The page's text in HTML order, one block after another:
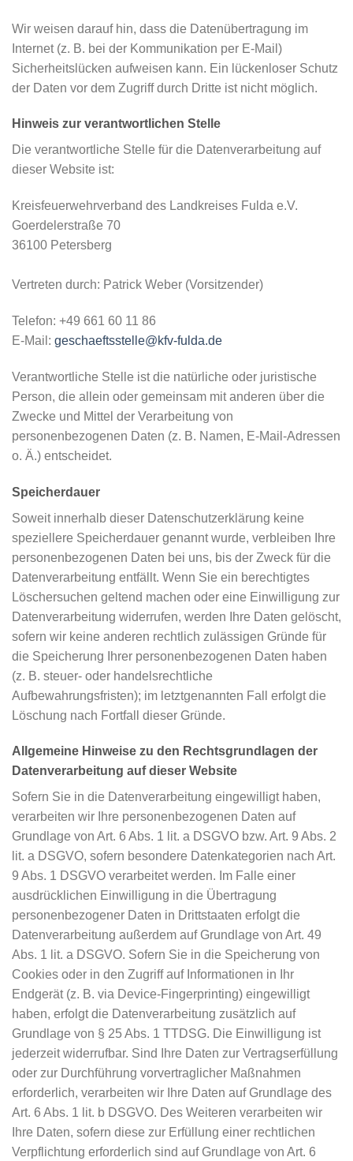
Wir weisen darauf hin, dass die Datenübertragung im
Internet (z. B. bei der Kommunikation per E-Mail)
Sicherheitslücken aufweisen kann. Ein lückenloser Schutz
der Daten vor dem Zugriff durch Dritte ist nicht möglich.
Hinweis zur verantwortlichen Stelle
Die verantwortliche Stelle für die Datenverarbeitung auf
dieser Website ist:
Kreisfeuerwehrverband des Landkreises Fulda e.V.
Goerdelerstraße 70
36100 Petersberg
Vertreten durch: Patrick Weber (Vorsitzender)
Telefon: +49 661 60 11 86
E-Mail: geschaeftsstelle@kfv-fulda.de
Verantwortliche Stelle ist die natürliche oder juristische
Person, die allein oder gemeinsam mit anderen über die
Zwecke und Mittel der Verarbeitung von
personenbezogenen Daten (z. B. Namen, E-Mail-Adressen
o. Ä.) entscheidet.
Speicherdauer
Soweit innerhalb dieser Datenschutzerklärung keine
speziellere Speicherdauer genannt wurde, verbleiben Ihre
personenbezogenen Daten bei uns, bis der Zweck für die
Datenverarbeitung entfällt. Wenn Sie ein berechtigtes
Löschersuchen geltend machen oder eine Einwilligung zur
Datenverarbeitung widerrufen, werden Ihre Daten gelöscht,
sofern wir keine anderen rechtlich zulässigen Gründe für
die Speicherung Ihrer personenbezogenen Daten haben
(z. B. steuer- oder handelsrechtliche
Aufbewahrungsfristen); im letztgenannten Fall erfolgt die
Löschung nach Fortfall dieser Gründe.
Allgemeine Hinweise zu den Rechtsgrundlagen der
Datenverarbeitung auf dieser Website
Sofern Sie in die Datenverarbeitung eingewilligt haben,
verarbeiten wir Ihre personenbezogenen Daten auf
Grundlage von Art. 6 Abs. 1 lit. a DSGVO bzw. Art. 9 Abs. 2
lit. a DSGVO, sofern besondere Datenkategorien nach Art.
9 Abs. 1 DSGVO verarbeitet werden. Im Falle einer
ausdrücklichen Einwilligung in die Übertragung
personenbezogener Daten in Drittstaaten erfolgt die
Datenverarbeitung außerdem auf Grundlage von Art. 49
Abs. 1 lit. a DSGVO. Sofern Sie in die Speicherung von
Cookies oder in den Zugriff auf Informationen in Ihr
Endgerät (z. B. via Device-Fingerprinting) eingewilligt
haben, erfolgt die Datenverarbeitung zusätzlich auf
Grundlage von § 25 Abs. 1 TTDSG. Die Einwilligung ist
jederzeit widerrufbar. Sind Ihre Daten zur Vertragserfüllung
oder zur Durchführung vorvertraglicher Maßnahmen
erforderlich, verarbeiten wir Ihre Daten auf Grundlage des
Art. 6 Abs. 1 lit. b DSGVO. Des Weiteren verarbeiten wir
Ihre Daten, sofern diese zur Erfüllung einer rechtlichen
Verpflichtung erforderlich sind auf Grundlage von Art. 6